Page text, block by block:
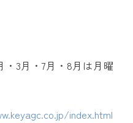
・3月・7月・8月は月曜
index.html